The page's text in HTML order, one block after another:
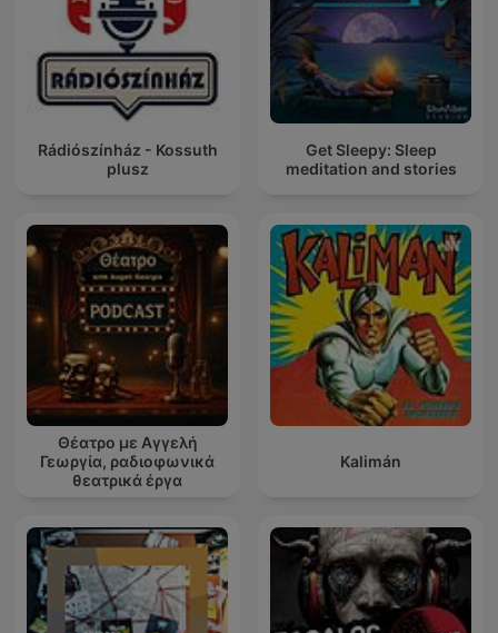
Rádiószínház - Kossuth
plusz
Get Sleepy: Sleep
meditation and stories
Θέατρο με Αγγελή
Γεωργία, ραδιοφωνικά
θεατρικά έργα
Kalimán